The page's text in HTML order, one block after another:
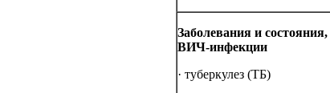
За­бо­ле­ва­ния и
ВИЧ-инфекции
· ту­бер­ку­лез (ТБ)